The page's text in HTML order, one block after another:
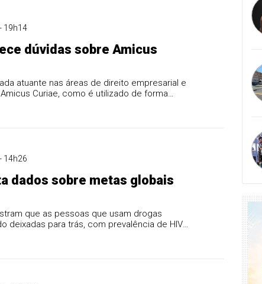
19h14
dúvidas sobre Amicus
atuante nas áreas de direito empresarial e
Curiae, como é utilizado de forma
14h26
dados sobre metas globais
que as pessoas que usam drogas
deixadas para trás, com prevalência de HIV